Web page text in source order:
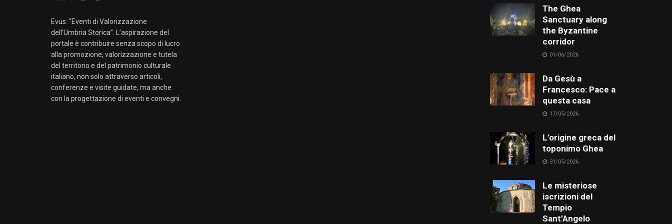
Evus: “Eventi di Valorizzazione
dell’Umbria Storica”. L’aspirazione del
portale è contribuire senza scopo di lucro
alla promozione, valorizzazione e tutela
del territorio e del patrimonio culturale
italiano, non solo attraverso articoli,
conferenze e visite guidate, ma anche
con la progettazione di eventi e convegni.
The Ghea
Sanctuary along
the Byzantine
corridor
01/06/2026
Da Gesù a
Francesco: Pace a
questa casa
17/05/2026
L’origine greca del
toponimo Ghea
31/05/2026
Le misteriose
iscrizioni del
Tempio
Sant’Angelo